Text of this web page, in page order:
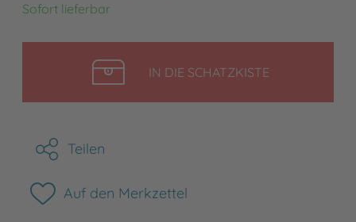
Sofort lieferbar
IN DIE SCHATZKISTELEGEN
Teilen
Auf den Merkzettel